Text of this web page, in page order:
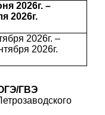
2026г. –
2026г.
2026г. –
2026г.
ГВЭ